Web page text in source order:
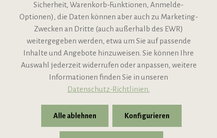
VIPINO Service
Informationen
Support
Sicherheit, Warenkorb-Funktionen, Anmelde-
Optionen), die Daten können aber auch zu Marketing-
Zwecken an Dritte (auch außerhalb des EWR)
weitergegeben werden, etwa um Sie auf passende
Inhalte und Angebote hinzuweisen. Sie können Ihre
Auswahl jederzeit widerrufen oder anpassen, weitere
Informationen finden Sie in unseren
Datenschutz-Richtlinien.
Alle ablehnen Konfigurieren